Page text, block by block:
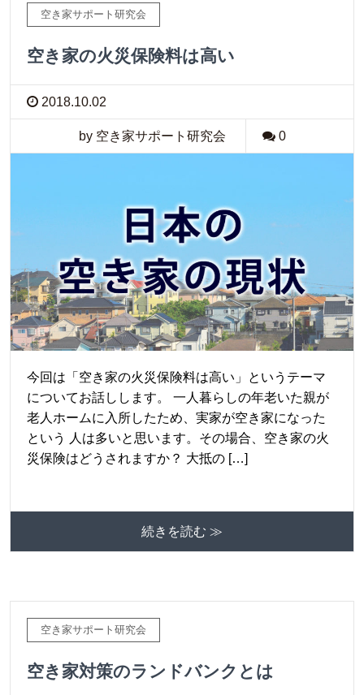
空き家サポート研究会
空き家の火災保険料は高い
2018.10.02
by 空き家サポート研究会 0
今回は「空き家の火災保険料は高い」というテーマ
についてお話しします。 一人暮らしの年老いた親が
老人ホームに入所したため、実家が空き家になった
という 人は多いと思います。その場合、空き家の火
災保険はどうされますか？ 大抵の […]
続きを読む ≫
空き家サポート研究会
空き家対策のランドバンクとは